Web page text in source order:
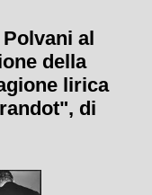
al
della
lirica
di